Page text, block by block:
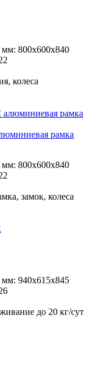
мм: 800х600х840
колеса
рамка
мм: 800х600х840
замок, колеса
мм: 940х615х845
до 20 кг/сут